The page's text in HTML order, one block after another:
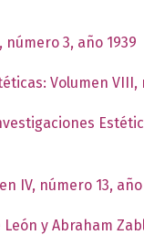
3, año 1939
Volumen VIII,
IV, número 13, año
y Abraham